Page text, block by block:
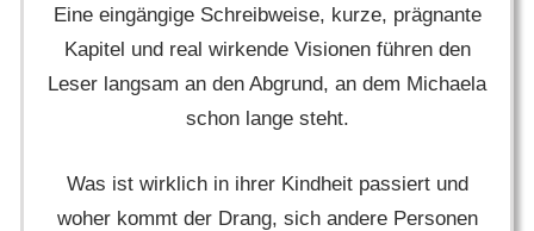
Eine eingängige Schreibweise, kurze, prägnante
Kapitel und real wirkende Visionen führen den
Leser langsam an den Abgrund, an dem Michaela
schon lange steht.
Was ist wirklich in ihrer Kindheit passiert und
woher kommt der Drang, sich andere Personen